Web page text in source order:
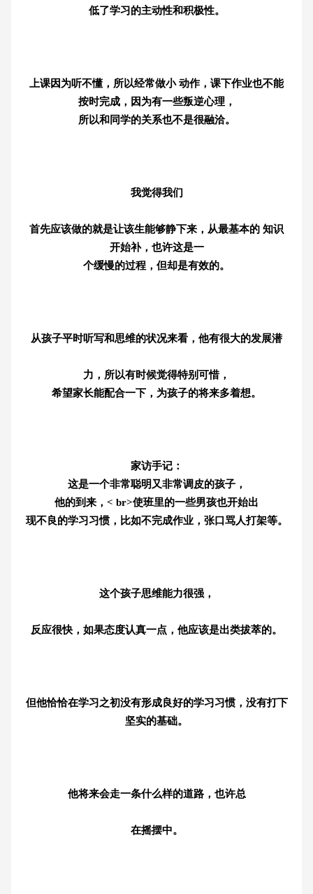
低了学习的主动性和积极性。
上课因为听不懂，所以经常做小 动作，课下作业也不能
按时完成，因为有一些叛逆心理，
所以和同学的关系也不是很融洽。
我觉得我们
首先应该做的就是让该生能够静下来，从最基本的 知识
开始补，也许这是一
个缓慢的过程，但却是有效的。
从孩子平时听写和思维的状况来看，他有很大的发展潜
力，所以有时候觉得特别可惜，
希望家长能配合一下，为孩子的将来多着想。
家访手记：
这是一个非常聪明又非常调皮的孩子，
他的到来，< br>使班里的一些男孩也开始出
现不良的学习习惯，比如不完成作业，张口骂人打架等。
这个孩子思维能力很强，
反应很快，如果态度认真一点，他应该是出类拔萃的。
但他恰恰在学习之初没有形成良好的学习习惯，没有打下
坚实的基础。
他将来会走一条什么样的道路，也许总
在摇摆中。